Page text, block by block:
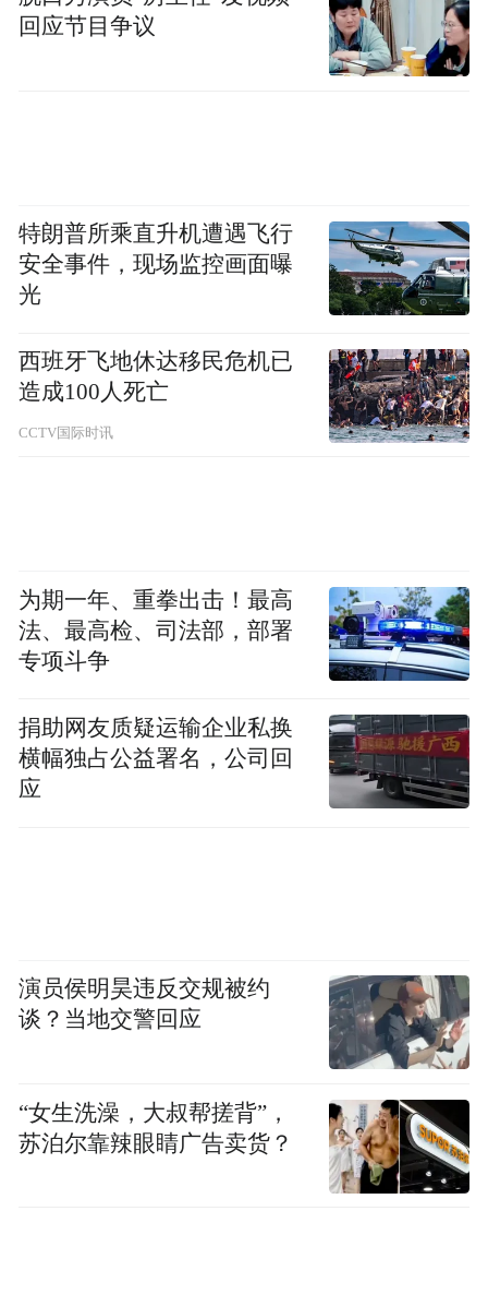
回应节目争议
特朗普所乘直升机遭遇飞行
安全事件，现场监控画面曝
光
西班牙飞地休达移民危机已
造成100人死亡
CCTV国际时讯
为期一年、重拳出击！最高
法、最高检、司法部，部署
专项斗争
捐助网友质疑运输企业私换
横幅独占公益署名，公司回
应
演员侯明昊违反交规被约
谈？当地交警回应
“女生洗澡，大叔帮搓背”，
苏泊尔靠辣眼睛广告卖货？